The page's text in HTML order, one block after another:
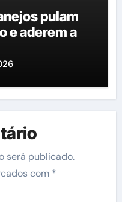
pulam
e aderem a
será publicado.
com *